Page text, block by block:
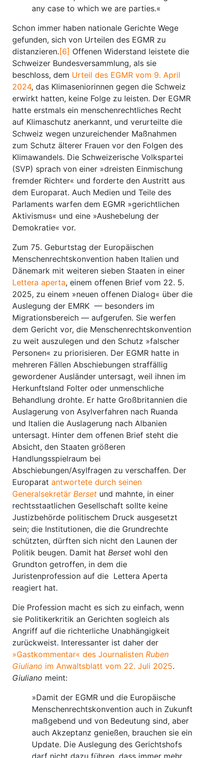
any case to which we are parties.«
Schon immer haben nationale Gerichte Wege
gefunden, sich von Urteilen des EGMR zu
distanzieren. [6] Offenen Widerstand leistete die
Schweizer Bundesversammlung, als sie
beschloss, dem Urteil des EGMR vom 9. April
2024, das Klimaseniorinnen gegen die Schweiz
erwirkt hatten, keine Folge zu leisten. Der EGMR
hatte erstmals ein menschenrechtliches Recht
auf Klimaschutz anerkannt, und verurteilte die
Schweiz wegen unzureichender Maßnahmen
zum Schutz älterer Frauen vor den Folgen des
Klimawandels. Die Schweizerische Volkspartei
(SVP) sprach von einer »dreisten Einmischung
fremder Richter« und forderte den Austritt aus
dem Europarat. Auch Medien und Teile des
Parlaments warfen dem EGMR »gerichtlichen
Aktivismus« und eine »Aushebelung der
Demokratie« vor.
Zum 75. Geburtstag der Europäischen
Menschenrechtskonvention haben Italien und
Dänemark mit weiteren sieben Staaten in einer
Lettera aperta, einem offenen Brief vom 22. 5.
2025, zu einem »neuen offenen Dialog« über die
Auslegung der EMRK — besonders im
Migrationsbereich — aufgerufen. Sie werfen
dem Gericht vor, die Menschenrechtskonvention
zu weit auszulegen und den Schutz »falscher
Personen« zu priorisieren. Der EGMR hatte in
mehreren Fällen Abschiebungen straffällig
gewordener Ausländer untersagt, weil ihnen im
Herkunftsland Folter oder unmenschliche
Behandlung drohte. Er hatte Großbritannien die
Auslagerung von Asylverfahren nach Ruanda
und Italien die Auslagerung nach Albanien
untersagt. Hinter dem offenen Brief steht die
Absicht, den Staaten größeren
Handlungsspielraum bei
Abschiebungen/Asylfragen zu verschaffen. Der
Europarat antwortete durch seinen
Generalsekretär Berset und mahnte, in einer
rechtsstaatlichen Gesellschaft sollte keine
Justizbehörde politischem Druck ausgesetzt
sein; die Institutionen, die die Grundrechte
schützten, dürften sich nicht den Launen der
Politik beugen. Damit hat Berset wohl den
Grundton getroffen, in dem die
Juristenprofession auf die Lettera Aperta
reagiert hat.
Die Profession macht es sich zu einfach, wenn
sie Politikerkritik an Gerichten sogleich als
Angriff auf die richterliche Unabhängigkeit
zurückweist. Interessanter ist daher der
»Gastkommentar« des Journalisten Ruben
Giuliano im Anwaltsblatt vom 22. Juli 2025.
Giuliano meint:
»Damit der EGMR und die Europäische
Menschenrechtskonvention auch in Zukunft
maßgebend und von Bedeutung sind, aber
auch Akzeptanz genießen, brauchen sie ein
Update. Die Auslegung des Gerichtshofs
darf nicht dazu führen, dass immer mehr